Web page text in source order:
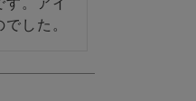
。アイ
した。